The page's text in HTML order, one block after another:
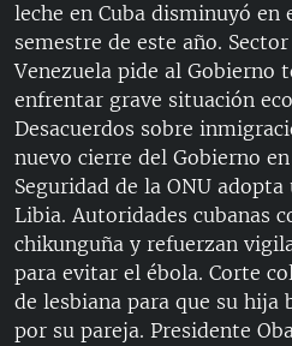
RADIO MARTÍ
ESPECIALES
ESPECIALES
LA REALIDAD DE LA VIVIENDA
SER VIEJO EN CUBA
KENTU-CUBANO
LOS SANTOS DE HIALEAH
DESINFORMACIÓN RUSA EN
MULTIMEDIA
EDITORIALES
SÍGUENOS
leche en Cuba disminuyó en
semestre de este año.
Venezuela pide al Gobierno
enfrentar grave situación
Desacuerdos sobre
nuevo cierre del Gobierno en
Seguridad de la ONU
Libia. Autoridades cubanas
chikunguña y refuerzan
para evitar el ébola. Corte
de lesbiana para que su hija
por su pareja. Presidente